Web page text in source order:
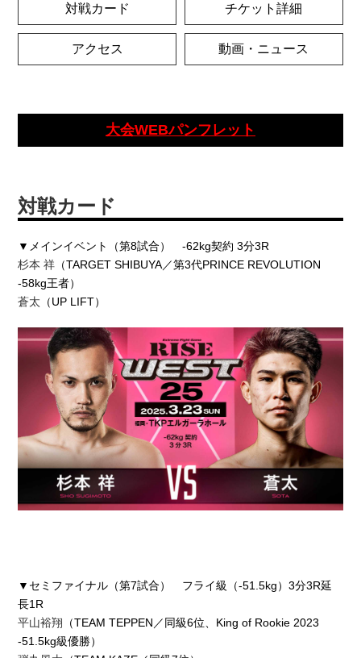
対戦カード チケット詳細
アクセス 動画・ニュース
大会WEBパンフレット
対戦カード
▼メインイベント（第8試合） -62kg契約 3分3R
杉本 祥 （TARGET SHIBUYA／第3代PRINCE REVOLUTION
-58kg王者）
蒼太 （UP LIFT）
▼セミファイナル（第7試合） フライ級（-51.5kg）3分3R延
長1R
平山裕翔 （TEAM TEPPEN／同級6位、King of Rookie 2023
-51.5kg級優勝）